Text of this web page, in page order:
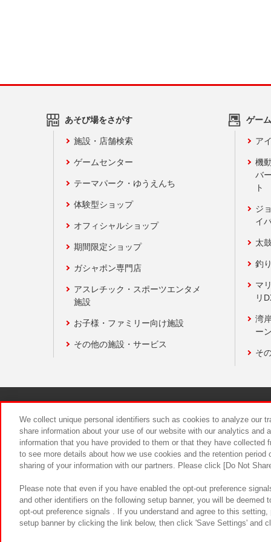
あそび場をさがす
施設・店舗検索
ゲームセンター
テーマパーク・ゆうえんち
体験型ショップ
オフィシャルショップ
期間限定ショップ
ガシャポン専門店
アスレチック・スポーツエンタメ
施設
お子様・ファミリー向け施設
その他の施設・サービス
ゲー
ア
機
バ
ト
ジ
イ
太
釣
マ
リ
湾
ー
そ
食品のご
We collect unique personal identifiers such as cookies to analyze our
share information about your use of our website with our analytics and
information that you have provided to them or that they have
to see more details about how we use cookies and the retention
sharing of your information with our partners. Please click [Do Not
Please note that even if you have enabled the opt-out preference
and other identifiers on the following setup banner, you will be
opt-out preference signals . If you understand and agree to this
setup banner by clicking the link below, then click 'Save Settings' and